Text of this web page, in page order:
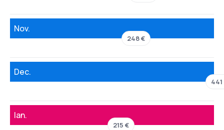
Nov.
248 €
Dec.
441
Ian.
215 €